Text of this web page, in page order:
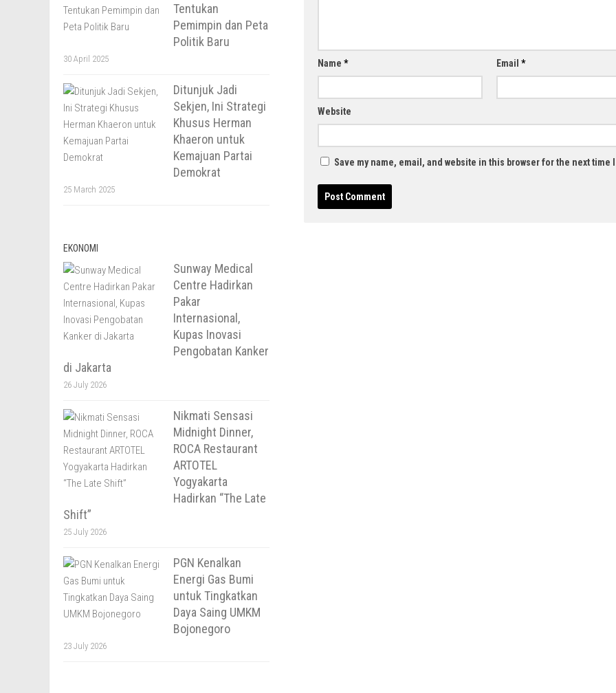
Name * Email *
Website
Save my name, email, and website in this browser for the next time
Tentukan
Pemimpin dan Peta
Politik Baru
30 April 2025
Ditunjuk Jadi
Sekjen, Ini Strategi
Khusus Herman
Khaeron untuk
Kemajuan Partai
Demokrat
25 March 2025
EKONOMI
Sunway Medical
Centre Hadirkan
Pakar
Internasional,
Kupas Inovasi
Pengobatan Kanker
di Jakarta
26 July 2026
Nikmati Sensasi
Midnight Dinner,
ROCA Restaurant
ARTOTEL
Yogyakarta
Hadirkan “The Late
Shift”
25 July 2026
PGN Kenalkan
Energi Gas Bumi
untuk Tingkatkan
Daya Saing UMKM
Bojonegoro
23 July 2026